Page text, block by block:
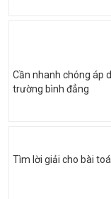
Cần nhanh chóng áp
trường bình đẳng
Tìm lời giải cho bài